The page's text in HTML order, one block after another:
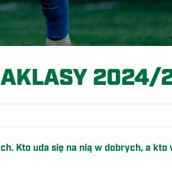
2024/
Kto uda się na nią w dobrych, a kto